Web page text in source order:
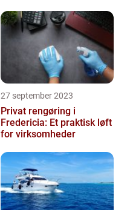
27 september 2023
Privat rengøring i
Fredericia: Et praktisk løft
for virksomheder